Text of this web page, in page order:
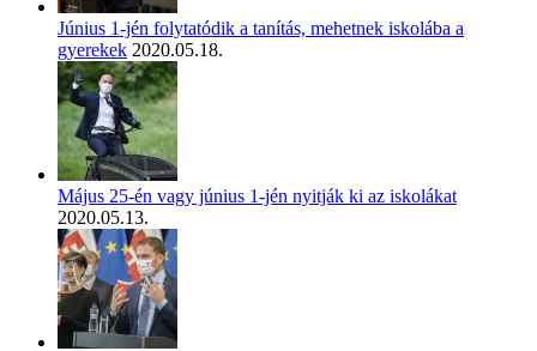
Június 1-jén folytatódik a tanítás, mehetnek iskolába a
gyerekek 2020.05.18.
Május 25-én vagy június 1-jén nyitják ki az iskolákat
2020.05.13.